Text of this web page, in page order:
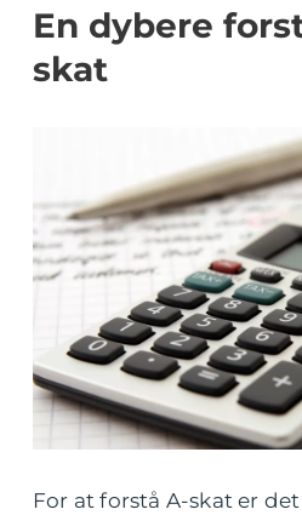
En dybere
skat
For at forstå A-skat er